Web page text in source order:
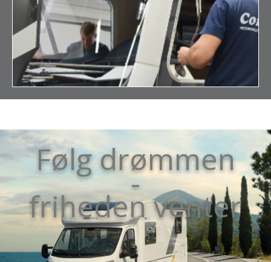
Følg drømmen
-
friheden venter